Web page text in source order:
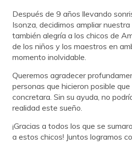
Después de 9 años llevando
Isonza, decidimos ampliar
también alegría a los chicos de
de los niños y los maestros en
momento inolvidable.
Queremos agradecer
personas que hicieron posible
concretara. Sin su ayuda, no
realidad este sueño.
¡Gracias a todos los que se
a estos chicos! Juntos logramos